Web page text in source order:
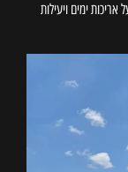
ימים ויעילות